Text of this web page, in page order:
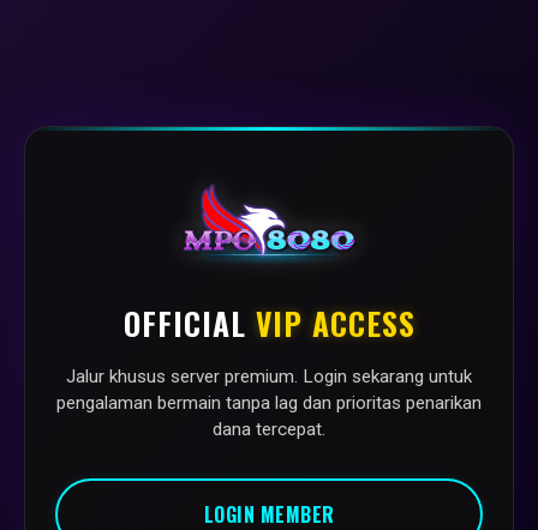
OFFICIAL VIP ACCESS
Jalur khusus server premium. Login sekarang untuk
pengalaman bermain tanpa lag dan prioritas penarikan
dana tercepat.
LOGIN MEMBER